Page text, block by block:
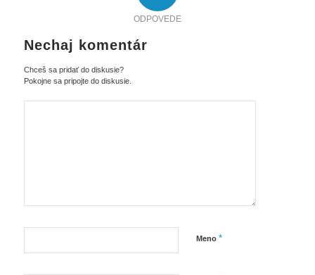
ODPOVEDE
Nechaj komentár
Chceš sa pridať do diskusie?
Pokojne sa pripojte do diskusie.
Meno *